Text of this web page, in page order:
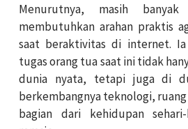
Menurutnya, masih
membutuhkan arahan praktis
saat beraktivitas di internet. Ia
tugas orang tua saat ini tidak
dunia nyata, tetapi juga di
berkembangnya teknologi,
bagian dari kehidupan